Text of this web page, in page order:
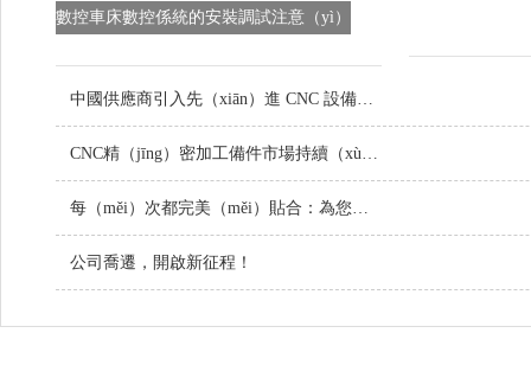
數控車床數控係統的安裝調試注意（yì）
中國供應商引入先（xiān）進 CNC 設備，提升定製金屬零件品質
CNC精（jīng）密加工備件市場持續（xù）增（zēng）長，技術創新引（yǐn）領行業未來
每（měi）次都完美（měi）貼合：為您的（de）項目定製螺絲
公司喬遷，開啟新征程！